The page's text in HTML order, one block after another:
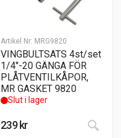
Artikel Nr: MRG9820
VINGBULTSATS 4st/set
1/4″-20 GÄNGA FÖR
PLÅTVENTILKÅPOR,
MR GASKET 9820
Slut i lager
239kr